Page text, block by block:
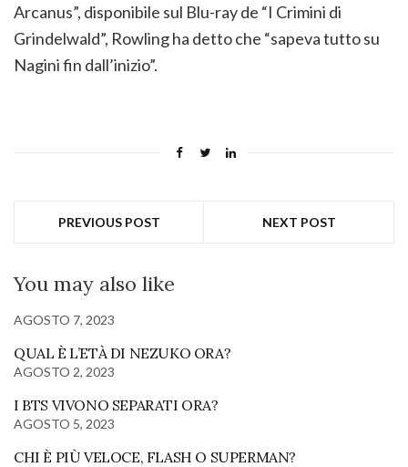
Arcanus”, disponibile sul Blu-ray de “I Crimini di
Grindelwald”, Rowling ha detto che “sapeva tutto su
Nagini fin dall’inizio”.
PREVIOUS POST NEXT POST
You may also like
AGOSTO 7, 2023
QUAL È L’ETÀ DI NEZUKO ORA?
AGOSTO 2, 2023
I BTS VIVONO SEPARATI ORA?
AGOSTO 5, 2023
CHI È PIÙ VELOCE, FLASH O SUPERMAN?